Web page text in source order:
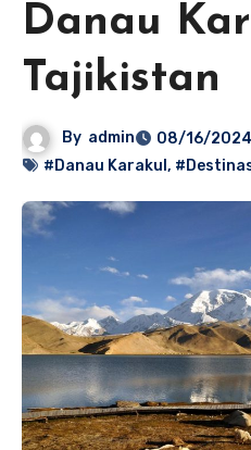
Danau
Tajikistan
By admin
08/16/2024
#Danau Karakul ,